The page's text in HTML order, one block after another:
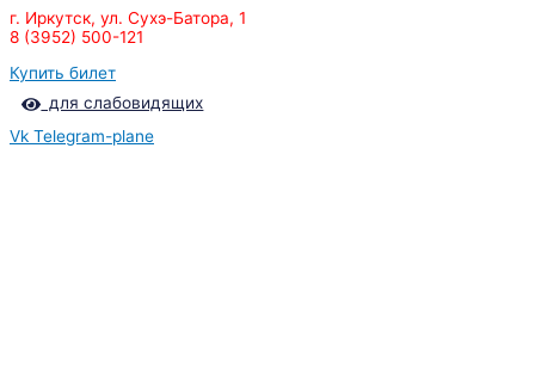
г. Иркутск, ул. Сухэ-Батора, 1
8 (3952) 500-121
Купить билет
для слабовидящих
Vk Telegram-plane